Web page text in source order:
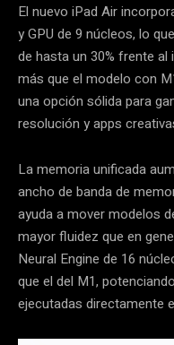
El nuevo iPad Air
y GPU de 9 núcleos, lo
de hasta un 30% frente
más que el modelo con
una opción sólida para
resolución y apps
La memoria unificada
ancho de banda de
ayuda a mover modelos
mayor fluidez que en
Neural Engine de 16
que el del M1,
ejecutadas directamente